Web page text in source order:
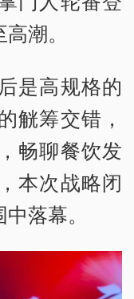
潮。
高规格的
觥筹交错，
畅聊餐饮发
本次战略闭
落幕。